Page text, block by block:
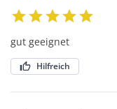
gut geeignet
Hilfreich